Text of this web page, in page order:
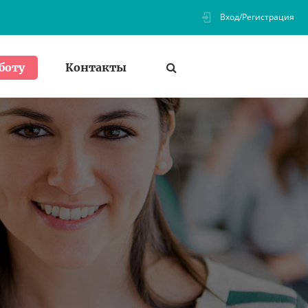
Вход/Регистрация
Контакты